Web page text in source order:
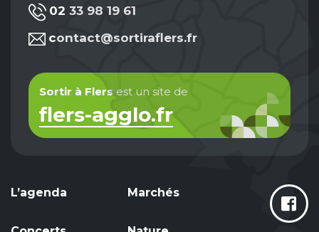
02 33 98 19 61
contact@sortiraflers.fr
Sortir à Flers est un site de
flers-agglo.fr
L’agenda Marchés